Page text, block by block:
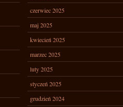
czerwiec 2025
maj 2025
kwiecień 2025
marzec 2025
luty 2025
styczeń 2025
grudzień 2024